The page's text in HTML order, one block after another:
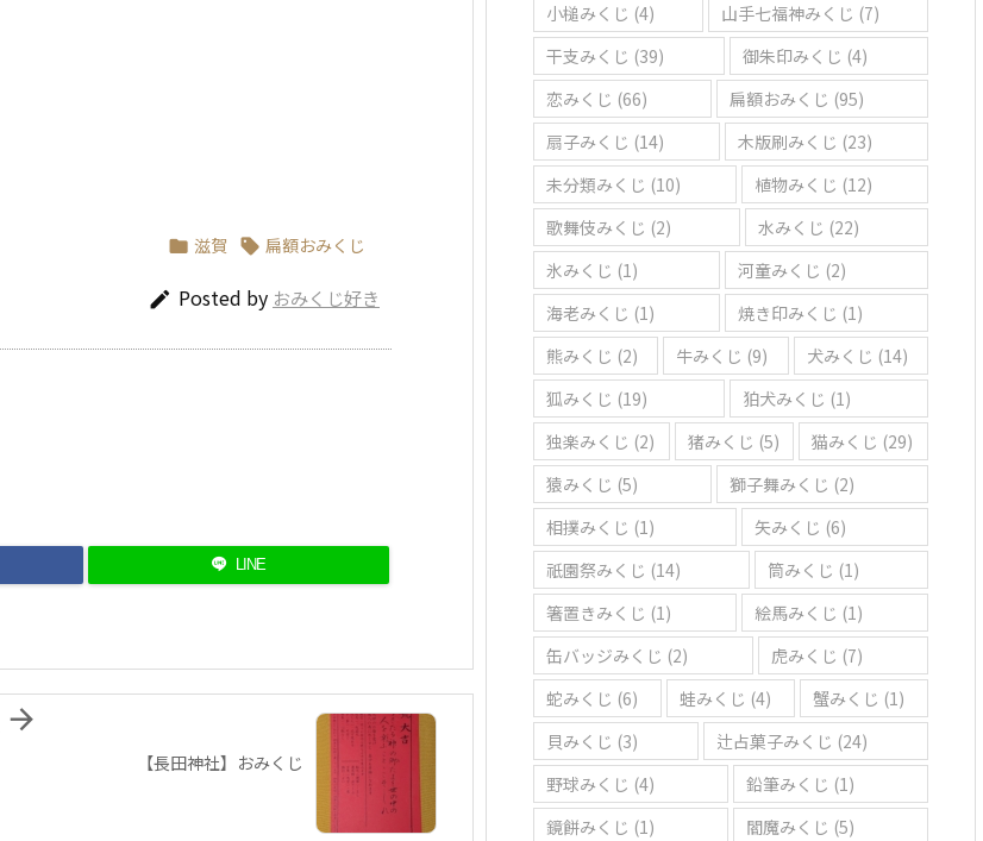
 滋賀  扁額おみくじ
 Posted by おみくじ好き
LINE
【長田神社】おみくじ

小槌みくじ (4) 山手七福神みくじ (7)
干支みくじ (39) 御朱印みくじ (4)
恋みくじ (66) 扁額おみくじ (95)
扇子みくじ (14) 木版刷みくじ (23)
未分類みくじ (10) 植物みくじ (12)
歌舞伎みくじ (2) 水みくじ (22)
氷みくじ (1) 河童みくじ (2)
海老みくじ (1) 焼き印みくじ (1)
熊みくじ (2) 牛みくじ (9) 犬みくじ (14)
狐みくじ (19) 狛犬みくじ (1)
独楽みくじ (2) 猪みくじ (5) 猫みくじ (29)
猿みくじ (5) 獅子舞みくじ (2)
相撲みくじ (1) 矢みくじ (6)
祇園祭みくじ (14) 筒みくじ (1)
箸置きみくじ (1) 絵馬みくじ (1)
缶バッジみくじ (2) 虎みくじ (7)
蛇みくじ (6) 蛙みくじ (4) 蟹みくじ (1)
貝みくじ (3) 辻占菓子みくじ (24)
野球みくじ (4) 鉛筆みくじ (1)
鏡餅みくじ (1) 閻魔みくじ (5)